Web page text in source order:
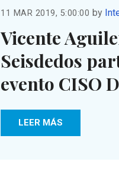
11 MAR 2019, 5:00:00 by
Vicente
Seisdedos
evento CISO
LEER MÁS